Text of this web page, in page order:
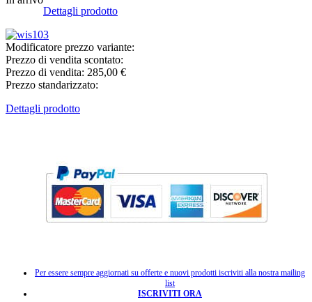
Dettagli prodotto
Modificatore prezzo variante:
Prezzo di vendita scontato:
Prezzo di vendita: 285,00 €
Prezzo standarizzato:
Dettagli prodotto
Per essere sempre aggiornati su offerte e nuovi prodotti iscriviti alla nostra mailing
list
ISCRIVITI ORA